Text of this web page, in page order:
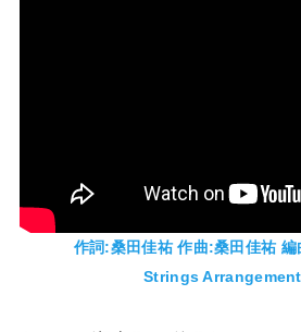
作詞:桑田佳祐 作曲:桑田佳祐 編
Strings